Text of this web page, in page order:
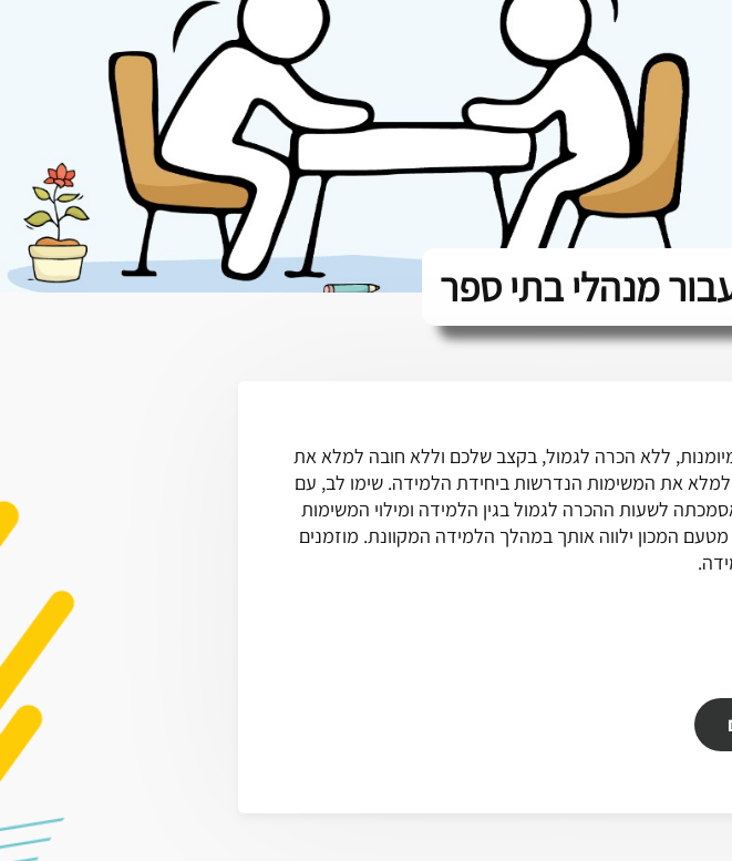
מנהלי בתי ספר
ללא הכרה לגמול, בקצב שלכם וללא חובה למלא את
את המשימות הנדרשות ביחידת הלמידה. שימו לב, עם
לשעות ההכרה לגמול בגין הלמידה ומילוי המשימות
המכון ילווה אותך במהלך הלמידה המקוונת. מוזמנים